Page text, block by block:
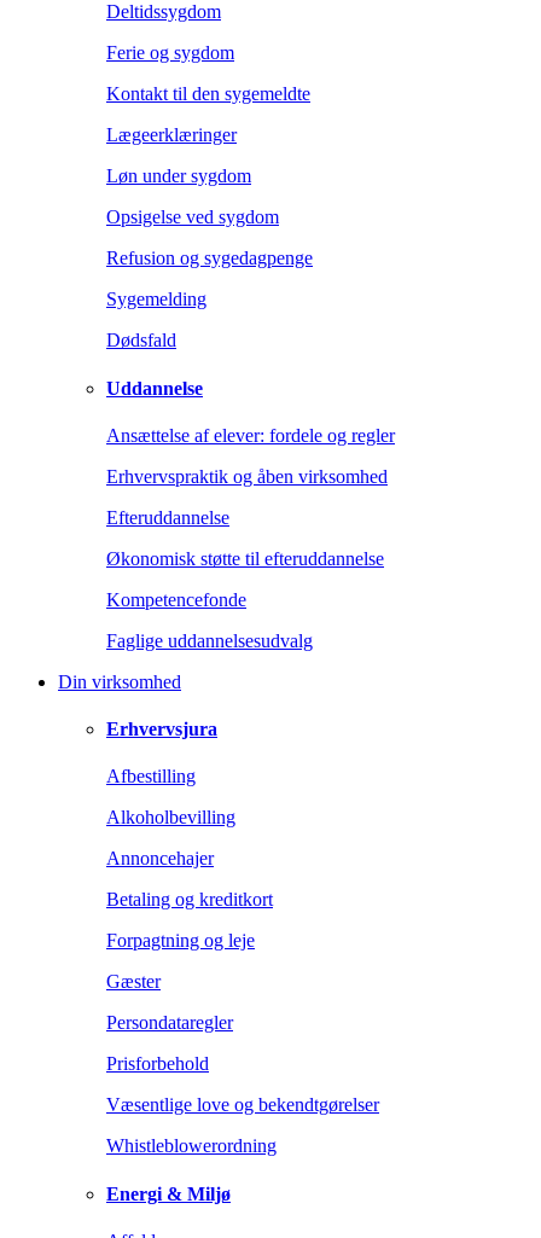
Deltidssygdom
Ferie og sygdom
Kontakt til den sygemeldte
Lægeerklæringer
Løn under sygdom
Opsigelse ved sygdom
Refusion og sygedagpenge
Sygemelding
Dødsfald
Uddannelse
Ansættelse af elever: fordele og regler
Erhvervspraktik og åben virksomhed
Efteruddannelse
Økonomisk støtte til efteruddannelse
Kompetencefonde
Faglige uddannelsesudvalg
Din virksomhed
Erhvervsjura
Afbestilling
Alkoholbevilling
Annoncehajer
Betaling og kreditkort
Forpagtning og leje
Gæster
Persondataregler
Prisforbehold
Væsentlige love og bekendtgørelser
Whistleblowerordning
Energi & Miljø